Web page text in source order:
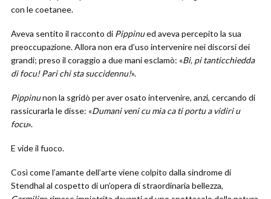
con le coetanee.
Aveva sentito il racconto di Pippinued aveva percepito la sua
preoccupazione. Allora non era d’uso intervenire nei discorsi dei
grandi; preso il coraggio a due mani esclamò: «Bi, pi tanticchiedda
di focu! Pari chi sta succidennu!».
Pippinunon la sgridò per aver osato intervenire, anzi, cercando di
rassicurarla le disse: «Dumani veni cu mia ca ti portu a vidiri u
focu».
E vide il fuoco.
Così come l’amante dell’arte viene colpito dalla sindrome di
Stendhal al cospetto di un’opera di straordinaria bellezza,